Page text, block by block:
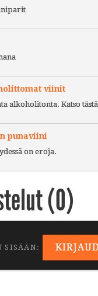
viinit
alkoholitonta. Katso
punaviini
on eroja.
(0)
SISÄÄN: